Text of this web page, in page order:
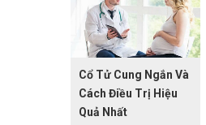
“xuống máu chân”.
Đây là một hiện tượng
sinh lý bình thường khi
mang thai nhưng
cũng gây ra không ít
khó khăn, bất tiện cho
các mẹ. Thêm vào đó,
Cổ Tử Cung Ngắn Và
Cách Điều Trị Hiệu
Quả Nhất